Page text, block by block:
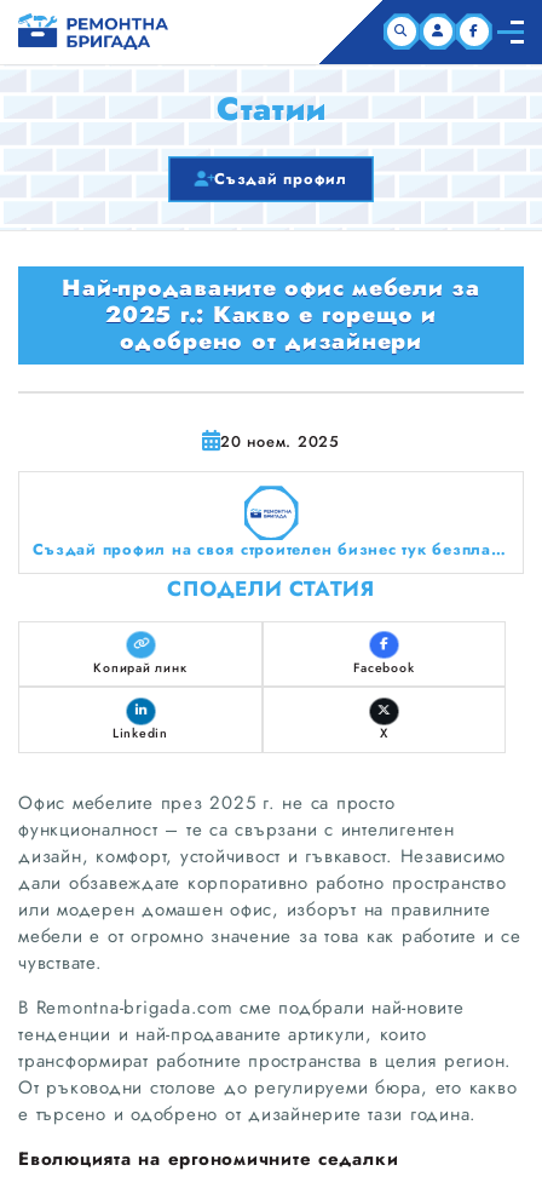
НАЧАЛО
КОМПАНИИ
ЗА НАС
Статии
Създай профил
Най-продаваните офис мебели за
2025 г.: Какво е горещо и
одобрено от дизайнери
20 ноем. 2025
Създай профил на своя строителен бизнес тук безплатно!
СПОДЕЛИ СТАТИЯ
Копирай линк Facebook
Linkedin X
Офис мебелите през 2025 г. не са просто
функционалност – те са свързани с интелигентен
дизайн, комфорт, устойчивост и гъвкавост. Независимо
дали обзавеждате корпоративно работно пространство
или модерен домашен офис, изборът на правилните
мебели е от огромно значение за това как работите и се
чувствате.
В Remontna-brigada.com сме подбрали най-новите
тенденции и най-продаваните артикули, които
трансформират работните пространства в целия регион.
От ръководни столове до регулируеми бюра, ето какво
е търсено и одобрено от дизайнерите тази година.
Еволюцията на ергономичните седалки